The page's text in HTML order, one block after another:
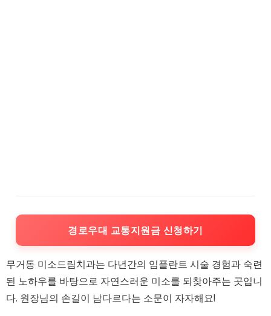
경로우대 교통지원금 신청하기
무거동 미소드림치과는 다년간의 임플란트 시술 경험과 숙련
된 노하우를 바탕으로 자연스러운 미소를 되찾아주는 곳입니
다. 원장님의 손길이 남다르다는 소문이 자자해요!